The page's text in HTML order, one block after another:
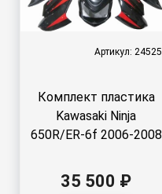
Артикул: 24525
Комплект пластика
Kawasaki Ninja
650R/ER-6f 2006-2008
35 500 ₽